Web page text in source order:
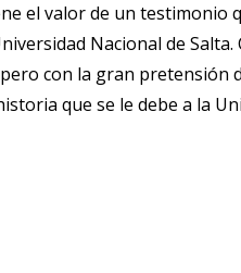
el valor de un testimonio
Nacional de Salta.
con la gran pretensión
que se le debe a la